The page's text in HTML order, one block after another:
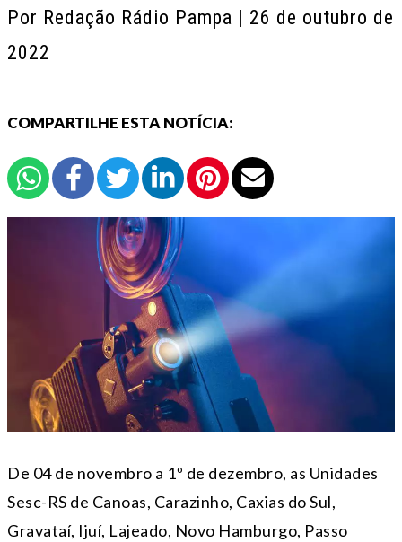
Por Redação Rádio Pampa | 26 de outubro de
2022
COMPARTILHE ESTA NOTÍCIA:
De 04 de novembro a 1º de dezembro, as Unidades
Sesc-RS de Canoas, Carazinho, Caxias do Sul,
Gravataí, Ijuí, Lajeado, Novo Hamburgo, Passo